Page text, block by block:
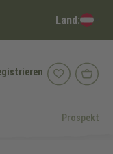
Land:
Prospekt